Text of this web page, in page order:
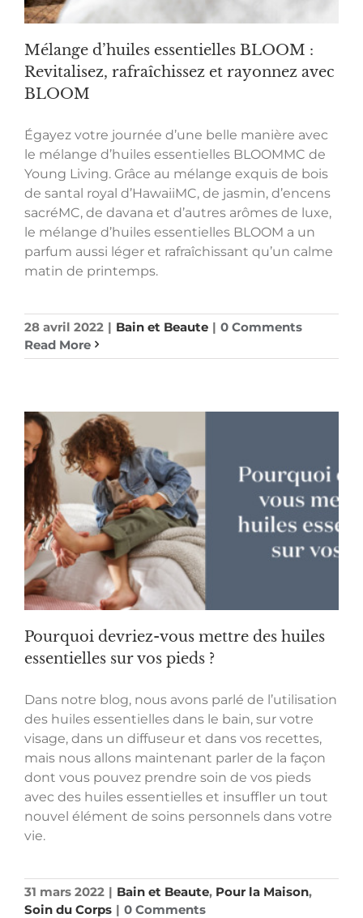
Mélange d’huiles essentielles BLOOM :
Revitalisez, rafraîchissez et rayonnez avec
BLOOM
Égayez votre journée d’une belle manière avec
le mélange d’huiles essentielles BLOOMMC de
Young Living. Grâce au mélange exquis de bois
de santal royal d’HawaiiMC, de jasmin, d’encens
sacréMC, de davana et d’autres arômes de luxe,
le mélange d’huiles essentielles BLOOM a un
parfum aussi léger et rafraîchissant qu’un calme
matin de printemps.
28 avril 2022 | Bain et Beaute | 0 Comments
Read More
Pourquoi devriez-vous mettre des huiles
essentielles sur vos pieds ?
Dans notre blog, nous avons parlé de l’utilisation
des huiles essentielles dans le bain, sur votre
visage, dans un diffuseur et dans vos recettes,
mais nous allons maintenant parler de la façon
dont vous pouvez prendre soin de vos pieds
avec des huiles essentielles et insuffler un tout
nouvel élément de soins personnels dans votre
vie.
31 mars 2022 | Bain et Beaute, Pour la Maison,
Soin du Corps | 0 Comments